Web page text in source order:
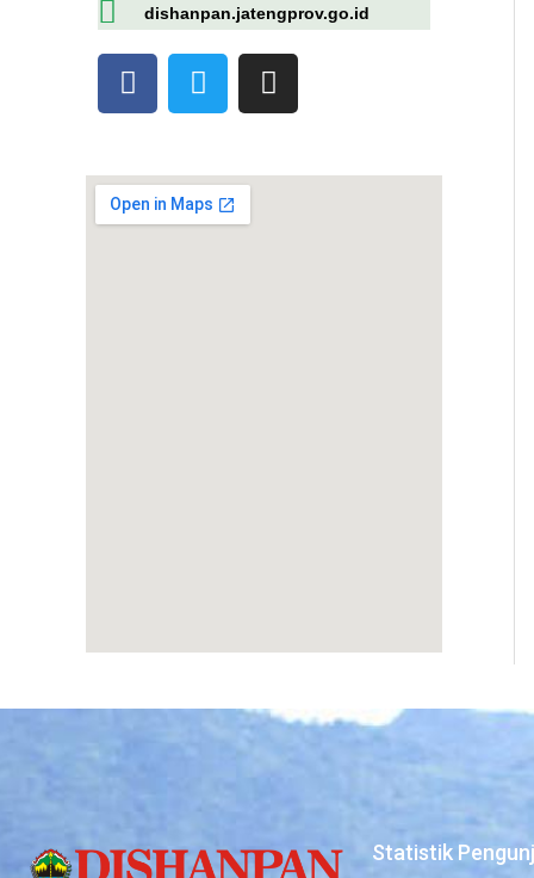
dishanpan.jatengprov.go.id
F
a
b
o
T
w
t
e
I
n
a
Statistik